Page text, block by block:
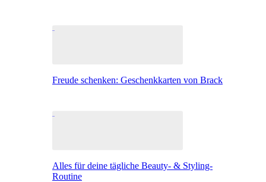
Freude schenken: Geschenkkarten von Brack
Alles für deine tägliche Beauty- & Styling-
Routine